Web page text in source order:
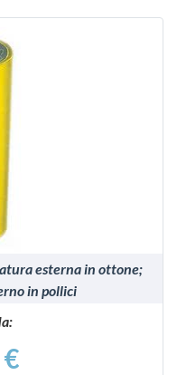
esterna in ottone;
in pollici